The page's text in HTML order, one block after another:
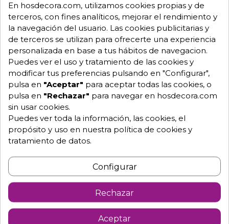
Envío GRATUITO a partir de 500 € (IVA excl.)
Equipo de expertos a tu servicio.
Garantía mínima de 1 año.
Pago 100% seguro.
Consulta tus dudas con nosotros.
976 25 59 91
info@hosdecora.com
En hosdecora.com, utilizamos cookies propias y de
terceros, con fines analíticos, mejorar el rendimiento y
la navegación del usuario. Las cookies publicitarias y
de terceros se utilizan para ofrecerte una experiencia
personalizada en base a tus hábitos de navegacion.
Puedes ver el uso y tratamiento de las cookies y
modificar tus preferencias pulsando en "Configurar",
pulsa en "Aceptar" para aceptar todas las cookies, o
pulsa en "Rechazar" para navegar en hosdecora.com
sin usar cookies.
Puedes ver toda la información, las cookies, el
propósito y uso en nuestra política de cookies y
tratamiento de datos.
Configurar
Rechazar
Aceptar